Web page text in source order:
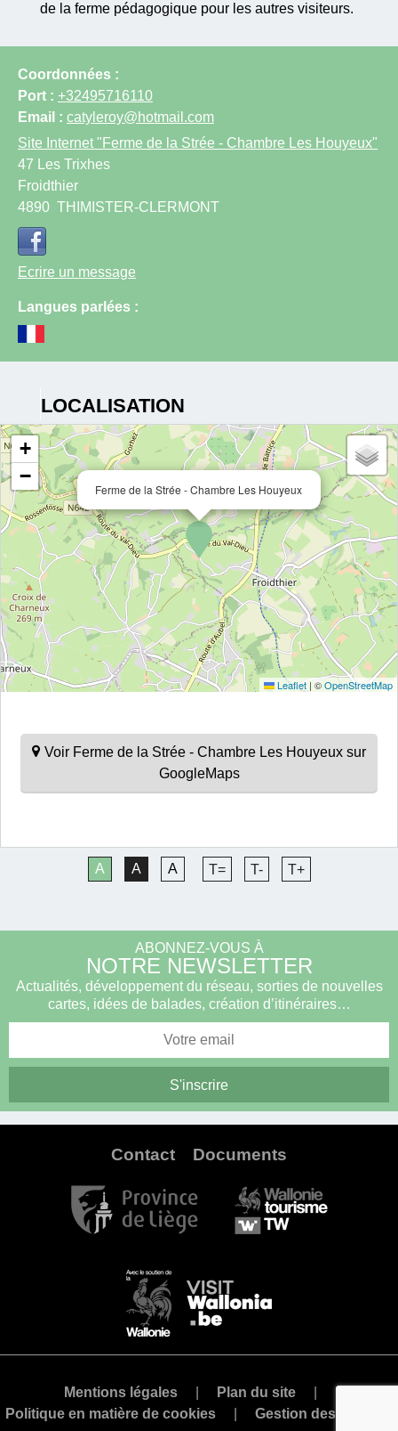
de la ferme pédagogique pour les autres visiteurs.
Coordonnées :
Port : +32495716110
Email : catyleroy@hotmail.com
Site Internet "Ferme de la Strée - Chambre Les Houyeux"
47 Les Trixhes
Froidthier
4890 THIMISTER-CLERMONT
Ecrire un message
Langues parlées :
LOCALISATION
Ferme de la Strée - Chambre Les Houyeux
+
−
Leaflet | ©OpenStreetMap
Voir Ferme de la Strée - Chambre Les Houyeux sur
GoogleMaps
A A A T= T- T+
ABONNEZ-VOUS À
NOTRE NEWSLETTER
Actualités, développement du réseau, sorties de nouvelles
cartes, idées de balades, création d’itinéraires…
Contact Documents
Mentions légales
Plan du site
Politique en matière de cookies
Gestion des cookies